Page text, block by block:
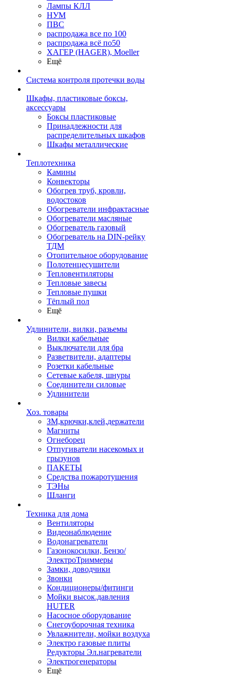
Лампы КЛЛ
НУМ
ПВС
распродажа все по 100
распродажа всё по50
ХАГЕР (HAGER), Moeller
Ещё
Система контроля протечки воды
Шкафы, пластиковые боксы,
аксессуары
Боксы пластиковые
Принадлежности для
распределительных шкафов
Шкафы металлические
Теплотехника
Камины
Конвекторы
Обогрев труб, кровли,
водостоков
Обогреватели инфрактасные
Обогреватели масляные
Обогреватель газовый
Обогреватель на DIN-рейку
ТДМ
Отопительное оборудование
Полотенцесушители
Тепловентиляторы
Тепловые завесы
Тепловые пушки
Тёплый пол
Ещё
Удлинители, вилки, разьемы
Вилки кабельные
Выключатели для бра
Разветвители, адаптеры
Розетки кабельные
Сетевые кабеля, шнуры
Соединители силовые
Удлинители
Хоз. товары
ЗМ,крючки,клей,держатели
Магниты
Огнеборец
Отпугиватели насекомых и
грызунов
ПАКЕТЫ
Средства пожаротушения
ТЭНы
Шланги
Техника для дома
Вентиляторы
Видеонаблюдение
Водонагреватели
Газонокосилки, Бензо/
ЭлектроТриммеры
Замки, доводчики
Звонки
Кондиционеры/фитинги
Мойки высок.давления
HUTER
Насосное оборудование
Снегоуборочная техника
Увлажнители, мойки воздуха
Электро газовые плиты
Редукторы Эл.нагреватели
Электрогенераторы
Ещё